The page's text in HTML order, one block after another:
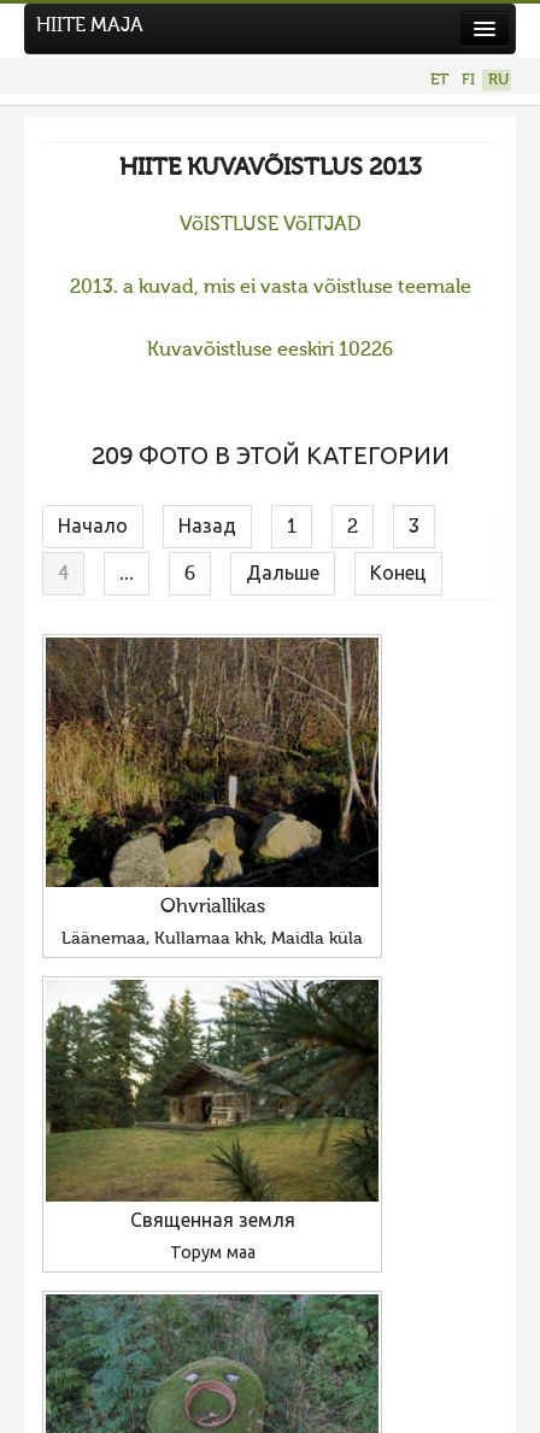
HIITE MAJA
ET FI RU
HIITE KUVAVÕISTLUS 2013
VõISTLUSE VõITJAD
2013. a kuvad, mis ei vasta võistluse teemale
Kuvavõistluse eeskiri 10226
209 ФОТО В ЭТОЙ КАТЕГОРИИ
Начало Назад 1 2 3
4 ... 6 Дальше Конец
Ohvriallikas
Läänemaa, Kullamaa khk, Maidla küla
Священная земля
Торум маа